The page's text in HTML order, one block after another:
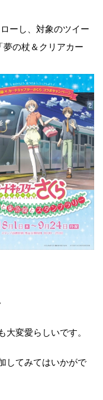
ーし、対象のツイー
夢の杖＆クリアカー
変愛らしいです。
してみてはいかがで